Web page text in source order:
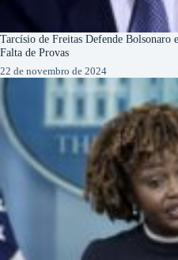
Tarcísio de Freitas Defende Bolsonaro
Falta de Provas
22 de novembro de 2024